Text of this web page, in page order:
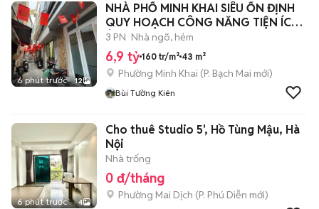
6 phút trước 12
NHÀ PHỐ MINH KHAI SIÊU ỔN ĐỊNH
QUY HOẠCH CÔNG NĂNG TIỆN ÍCH
Ở NGAY.
3 PN Nhà ngõ, hẻm
6,9 tỷ 160 tr/m² 43 m²
Phường Minh Khai (P. Bạch Mai mới)
Bùi Tường Kiên
6 phút trước 4
Cho thuê Studio 5', Hồ Tùng Mậu, Hà
Nội
Nhà trống
0 đ/tháng
Phường Mai Dịch (P. Phú Diễn mới)